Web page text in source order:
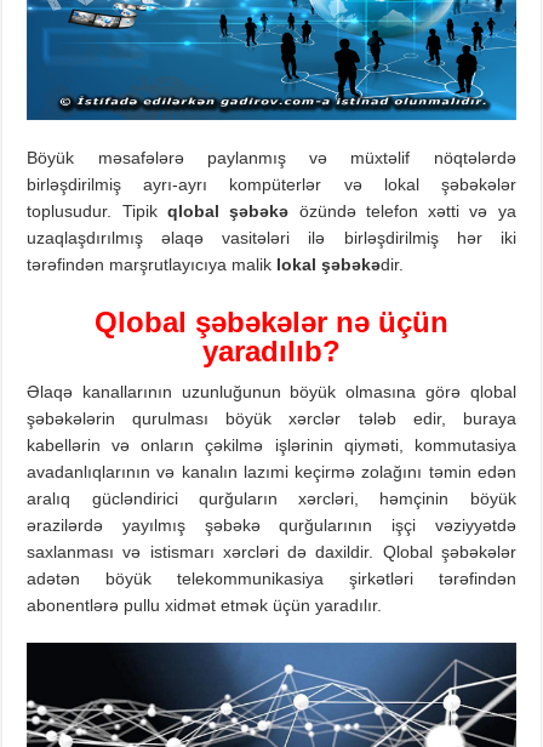
Böyük məsafələrə paylanmış və müxtəlif nöqtələrdə
birləşdirilmiş ayrı-ayrı kompüterlər və lokal şəbəkələr
toplusudur. Tipik qlobal şəbəkə özündə telefon xətti və ya
uzaqlaşdırılmış əlaqə vasitələri ilə birləşdirilmiş hər iki
tərəfindən marşrutlayıcıya malik lokal şəbəkədir.
Qlobal şəbəkələr nə üçün
yaradılıb?
Əlaqə kanallarının uzunluğunun böyük olmasına görə qlobal
şəbəkələrin qurulması böyük xərclər tələb edir, buraya
kabellərin və onların çəkilmə işlərinin qiyməti, kommutasiya
avadanlıqlarının və kanalın lazımi keçirmə zolağını təmin edən
aralıq gücləndirici qurğuların xərcləri, həmçinin böyük
ərazilərdə yayılmış şəbəkə qurğularının işçi vəziyyətdə
saxlanması və istismarı xərcləri də daxildir. Qlobal şəbəkələr
adətən böyük telekommunikasiya şirkətləri tərəfindən
abonentlərə pullu xidmət etmək üçün yaradılır.